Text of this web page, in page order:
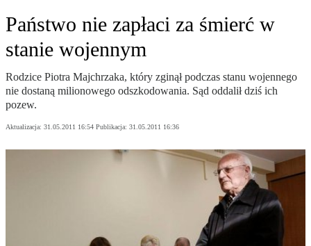
Państwo nie zapłaci za śmierć w
stanie wojennym
Rodzice Piotra Majchrzaka, który zginął podczas stanu wojennego
nie dostaną milionowego odszkodowania. Sąd oddalił dziś ich
pozew.
Aktualizacja: 31.05.2011 16:54 Publikacja: 31.05.2011 16:36